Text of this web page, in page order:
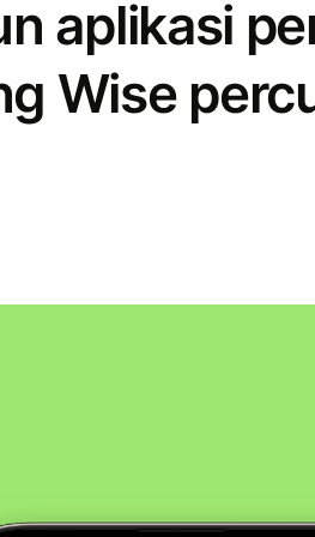
aplikasi
Wise